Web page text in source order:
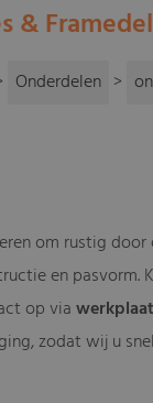
&
Onderdelen >
om rustig
en pasvorm.
op via
zodat wij u